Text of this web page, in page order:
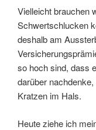
Vielleicht brauchen
Schwertschlucken
deshalb am
so hoch sind, dass
darüber
Kratzen im Hals.
Heute ziehe ich